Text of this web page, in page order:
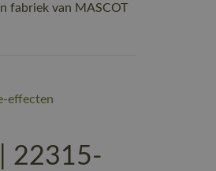
fabriek van MASCOT
effecten
22315-